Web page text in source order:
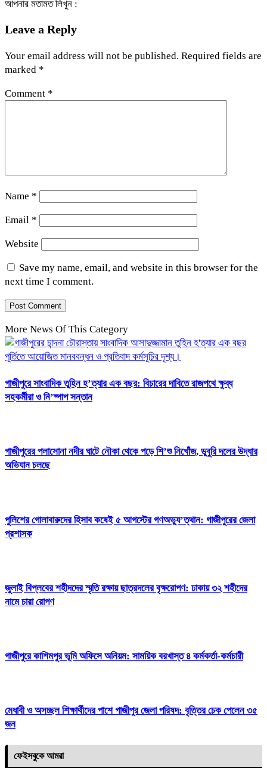
আপনার মতামত লিখুন :
Leave a Reply
Your email address will not be published. Required fields are
marked *
Comment *
Name *
Email *
Website
Save my name, email, and website in this browser for the
next time I comment.
More News Of This Category
গাজীপুরে সাংবাদিক তুহিন হ’ত্যার এক বছর: বিচারের দাবিতে রাজপথে ক্ষুব্ধ
সহকর্মীরা ও নি’ষ্পাপ সন্তান
গাজীপুরের পলাসোনা নদীর ঘাটে নৌকা থেকে পড়ে শি’শু নিখোঁজ, ডুবুরি দলের উদ্ধার
অভিযান চলছে
পুলিশের গোলাবারুদের হিসাব কষেই ৫ আগস্টের গণঅভ্যু’ত্থান: গাজীপুরের জেলা
প্রশাসক
জুলাই বিপ্লবের শহীদদের স্মৃতি রক্ষায় ছাত্রদলের বৃক্ষরোপণ: ঢাকায় ৩২ শহীদের
নামে চারা রোপণ
গাজীপুরে কাশিমপুর ভূমি অফিসে অনিয়ম: সাময়িক বরখাস্ত ৪ কর্মকর্তা-কর্মচারী
মেধাবী ও অসচ্ছল শিক্ষার্থীদের পাশে গাজীপুর জেলা পরিষদ: বৃত্তির চেক পেলেন ৩৫
জন
ফেইসবুকে আমরা